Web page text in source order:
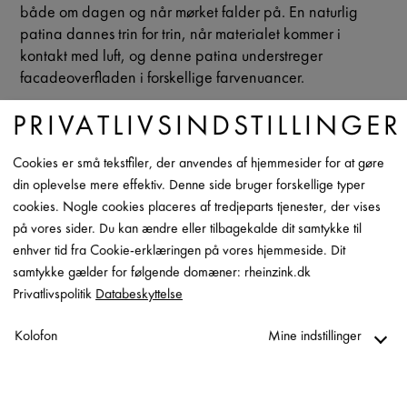
både om dagen og når mørket falder på. En naturlig
patina dannes trin for trin, når materialet kommer i
kontakt med luft, og denne patina understreger
facadeoverfladen i forskellige farvenuancer.
RHEINZINK HJÆLPER SINE
KUNDER PÅ ALLE
OMRÅDER
enkelte facadesystemer tilbyder dig, og en letforståelig
PRIVATLIVSINDSTILLINGER
Cookies er små tekstfiler, der anvendes af hjemmesider for at gøre
din oplevelse mere effektiv. Denne side bruger forskellige typer
cookies. Nogle cookies placeres af tredjeparts tjenester, der vises
på vores sider. Du kan ændre eller tilbagekalde dit samtykke til
enhver tid fra Cookie-erklæringen på vores hjemmeside. Dit
samtykke gælder for følgende domæner: rheinzink.dk
Privatlivspolitik Databeskyttelse
Kolofon Mine indstillinger